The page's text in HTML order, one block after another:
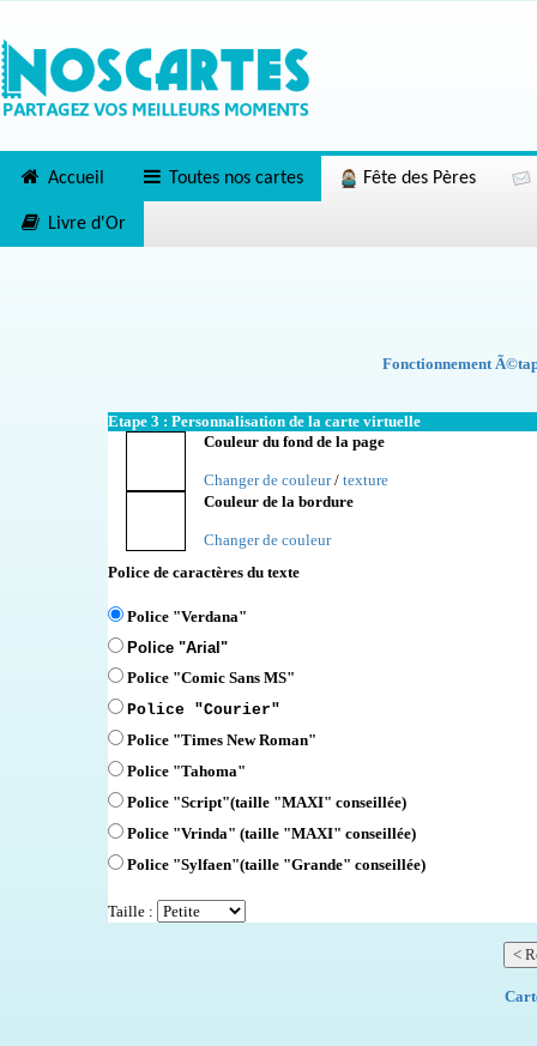
Accueil Toutes nos cartes Fête des Pères
Livre d'Or
Fonctionnement
Etape 3 : Personnalisation de la carte virtuelle
Couleur du fond de la page
Changer de couleur/ texture
Couleur de la bordure
Changer de couleur
Police de caractères du texte
Police "Verdana"
Police "Arial"
Police "Comic Sans MS"
Police "Courier"
Police "Times New Roman"
Police "Tahoma"
Police "Script"(taille "MAXI" conseillée)
Police "Vrinda" (taille "MAXI" conseillée)
Police "Sylfaen"(taille "Grande" conseillée)
Taille :